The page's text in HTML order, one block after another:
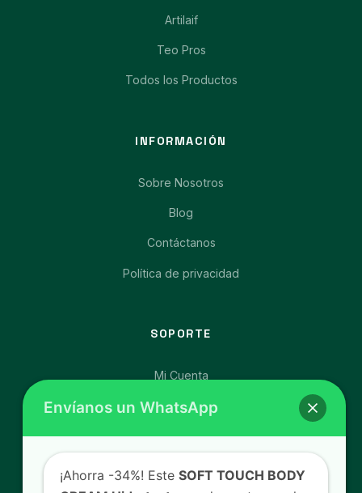
Artilaif
Teo Pros
Todos los Productos
INFORMACIÓN
Sobre Nosotros
Blog
Contáctanos
Política de privacidad
SOPORTE
Mi Cuenta
Afíliate y Gana
Carrito de Compras
Envíanos un WhatsApp
¡Ahorra -34%! Este SOFT TOUCH BODY